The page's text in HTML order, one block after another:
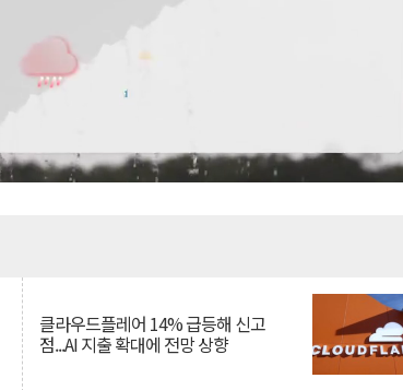
클라우드플레어 14% 급등해 신고
점...AI 지출 확대에 전망 상향